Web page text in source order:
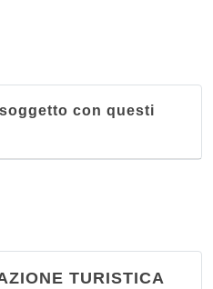
con questi
TURISTICA